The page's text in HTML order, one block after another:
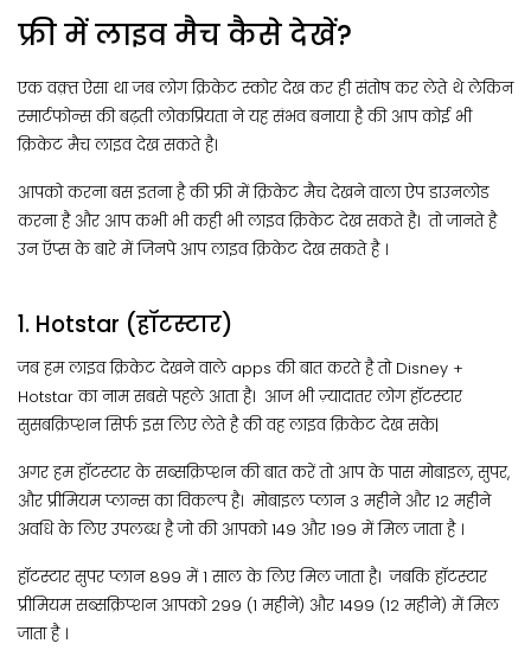
फ्री में लाइव मैच कैसे देखें?
एक वक़्त ऐसा था जब लोग क्रिकेट स्कोर देख कर ही संतोष कर लेते थे लेकिन
स्मार्टफोन्स की बढ़ती लोकप्रियता ने यह संभव बनाया है की आप कोई भी
क्रिकेट मैच लाइव देख सकते है।
आपको करना बस इतना है की फ्री में क्रिकेट मैच देखने वाला ऐप डाउनलोड
करना है और आप कभी भी कही भी लाइव क्रिकेट देख सकते है। तो जानते है
उन ऍप्स के बारे में जिनपे आप लाइव क्रिकेट देख सकते है ।
1. Hotstar (हॉटस्टार)
जब हम लाइव क्रिकेट देखने वाले apps की बात करते है तो Disney +
Hotstar का नाम सबसे पहले आता है। आज भी ज़्यादातर लोग हॉटस्टार
सुसबक्रिप्शन सिर्फ इस लिए लेते है की वह लाइव क्रिकेट देख सके|
अगर हम हॉटस्टार के सब्सक्रिप्शन की बात करें तो आप के पास मोबाइल, सुपर,
और प्रीमियम प्लान्स का विकल्प है। मोबाइल प्लान 3 महीने और 12 महीने
अवधि के लिए उपलब्ध है जो की आपको 149 और 199 में मिल जाता है ।
हॉटस्टार सुपर प्लान 899 में 1 साल के लिए मिल जाता है। जबकि हॉटस्टार
प्रीमियम सब्सक्रिप्शन आपको 299 (1 महीने) और 1499 (12 महीने) में मिल
जाता है ।